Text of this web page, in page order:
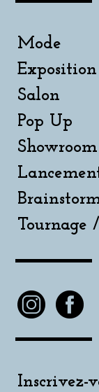
Mode
Exposition
Salon
Pop Up
Showroom
Tournage
Inscrivez-